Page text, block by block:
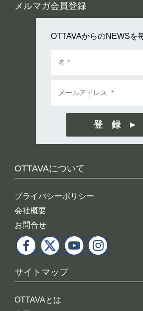
OTTAVAについて
プライバシーポリシー
会社概要
お問合せ
サイトマップ
OTTAVAとは
メルマガ会員登録
OTTAVAからのNEWSを
登 録